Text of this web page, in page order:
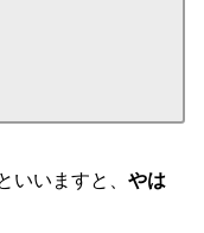
いいますと、やは